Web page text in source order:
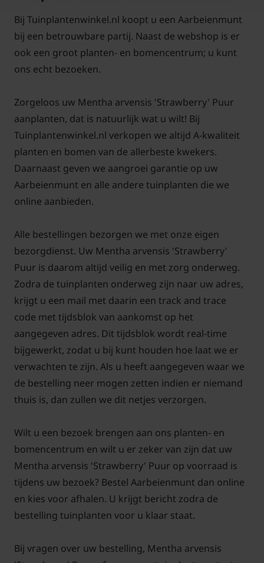
Desserts, fruitsalades, ijs, kruideninfusies (thee),
zomerdranken, sausjes.De bloemen zijn mooi als
garnering bij salades, infusie en desserts.
De aardbeienmunt geeft een geur van 'Fruitella-
aardbeien snoepjes'. Een fijne assosiatie met zoet. U
soms die natuur! let wel hier spreken we over
NATUURLIJKE geur-, kleur en smaakstoffen!!!!!!!!
Volkomen veilig en nog gezond ook.
Gebruik:blad, bloemknop en bloem.
Mentha arvensis 'Strawberry' Puur is een
bladverliezende kruidenplant. Deze Aardbeienmunt
bloeit van juni t/m september met lichtpaarse
bloemen, wordt uiteindelijk ongeveer 50 cm hoog en
staat bij voorkeur in de zon - halfschaduw.
Tuinplantenwinkel.nl is voor de verkoop van deze
gecertificeerd door SKAL onder SKAL-nummer
110920:
Bij Tuinplantenwinkel.nl koopt u een Aarbeienmunt
bij een betrouwbare partij. Naast de webshop is er
ook een groot planten- en bomencentrum; u kunt
ons echt bezoeken.
Zorgeloos uw Mentha arvensis 'Strawberry' Puur
aanplanten, dat is natuurlijk wat u wilt! Bij
Tuinplantenwinkel.nl verkopen we altijd A-kwaliteit
planten en bomen van de allerbeste kwekers.
Daarnaast geven we aangroei garantie op uw
Aarbeienmunt en alle andere tuinplanten die we
online aanbieden.
Alle bestellingen bezorgen we met onze eigen
bezorgdienst. Uw Mentha arvensis 'Strawberry'
Puur is daarom altijd veilig en met zorg onderweg.
Zodra de tuinplanten onderweg zijn naar uw adres,
krijgt u een mail met daarin een track and trace
code met tijdsblok van aankomst op het
aangegeven adres. Dit tijdsblok wordt real-time
bijgewerkt, zodat u bij kunt houden hoe laat we er
verwachten te zijn. Als u heeft aangegeven waar we
de bestelling neer mogen zetten indien er niemand
thuis is, dan zullen we dit netjes verzorgen.
Wilt u een bezoek brengen aan ons planten- en
bomencentrum en wilt u er zeker van zijn dat uw
Mentha arvensis 'Strawberry' Puur op voorraad is
tijdens uw bezoek? Bestel Aarbeienmunt dan online
en kies voor afhalen. U krijgt bericht zodra de
bestelling tuinplanten voor u klaar staat.
Bij vragen over uw bestelling, Mentha arvensis